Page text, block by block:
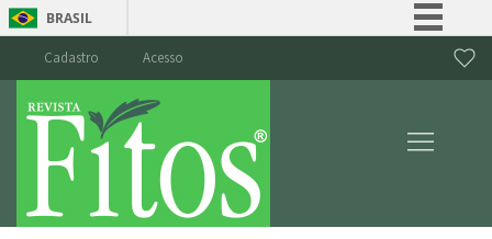
BRASIL
Canais
Cadastro Acesso